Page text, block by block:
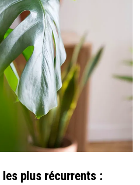
les plus récurrents :